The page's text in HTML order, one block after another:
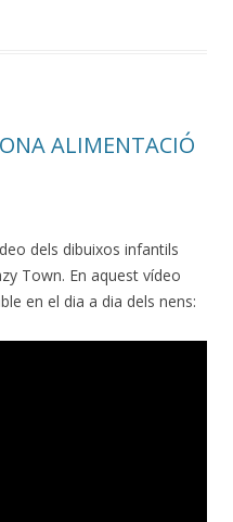
ALIMENTACIÓ
dels dibuixos infantils
Town. En aquest vídeo
en el dia a dia dels nens: